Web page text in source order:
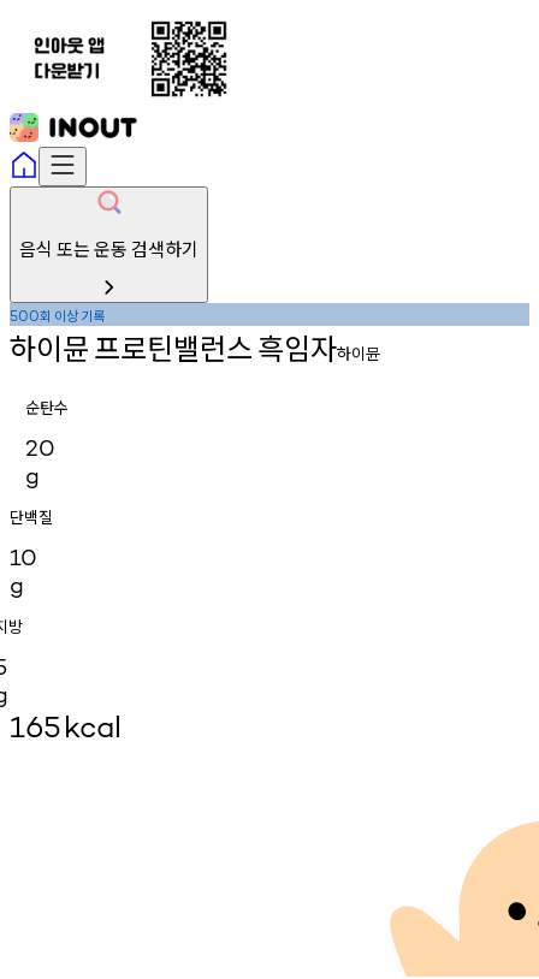
음식 또는 운동 검색하기
500회 이상기록
하이뮨프로틴밸런스흑임자하이뮨
순탄수
20
g
단백질
10
g
방
165kcal